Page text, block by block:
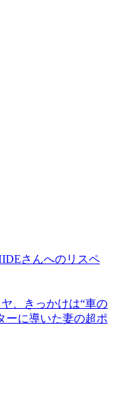
さんへのリスペ
、きっかけは“車の
ーに導いた妻の超ポ